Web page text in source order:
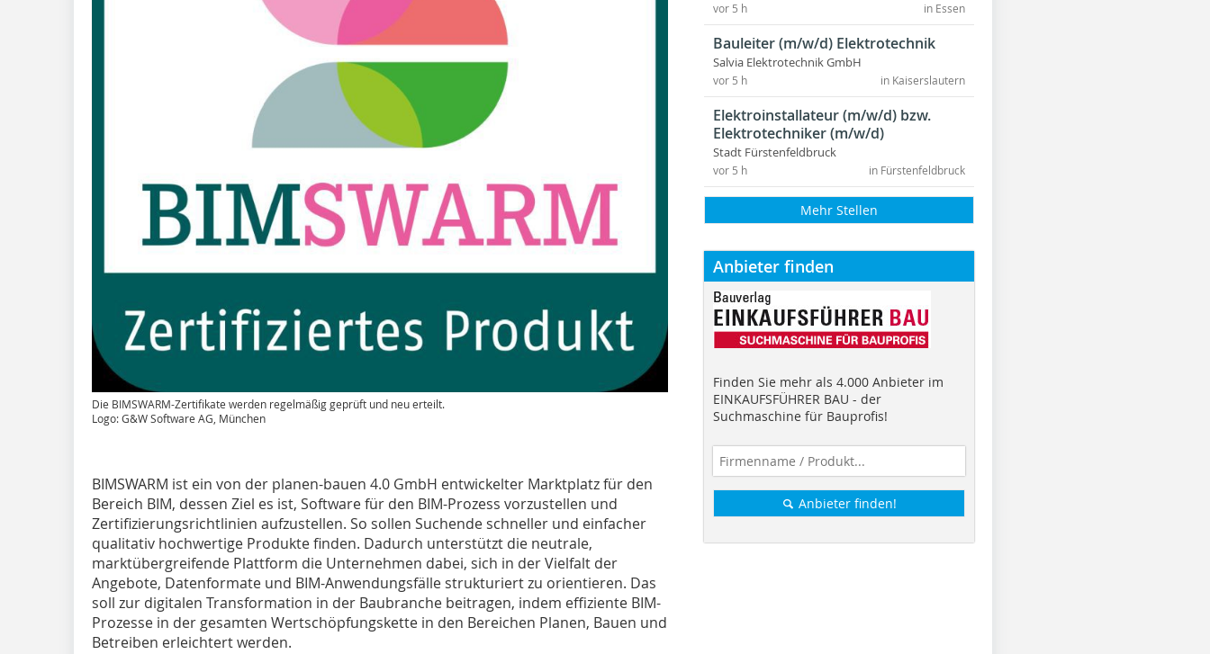
Die BIMSWARM-Zertifikate werden regelmäßig geprüft und neu erteilt.
Logo: G&W Software AG, München
BIMSWARM ist ein von der planen-bauen 4.0 GmbH entwickelter Marktplatz für den
Bereich BIM, dessen Ziel es ist, Software für den BIM-Prozess vorzustellen und
Zertifizierungsrichtlinien aufzustellen. So sollen Suchende schneller und einfacher
qualitativ hochwertige Produkte finden. Dadurch unterstützt die neutrale,
marktübergreifende Plattform die Unternehmen dabei, sich in der Vielfalt der
Angebote, Datenformate und BIM-Anwendungsfälle strukturiert zu orientieren. Das
soll zur digitalen Transformation in der Baubranche beitragen, indem effiziente BIM-
Prozesse in der gesamten Wertschöpfungskette in den Bereichen Planen, Bauen und
Betreiben erleichtert werden.
in Essen
vor 5 h
Bauleiter (m/w/d) Elektrotechnik
Salvia Elektrotechnik GmbH
in Kaiserslautern
vor 5 h
Elektroinstallateur (m/w/d) bzw.
Elektrotechniker (m/w/d)
Stadt Fürstenfeldbruck
in Fürstenfeldbruck
vor 5 h
Mehr Stellen
Anbieter finden
Finden Sie mehr als 4.000 Anbieter im
EINKAUFSFÜHRER BAU - der
Suchmaschine für Bauprofis!
Anbieter finden!